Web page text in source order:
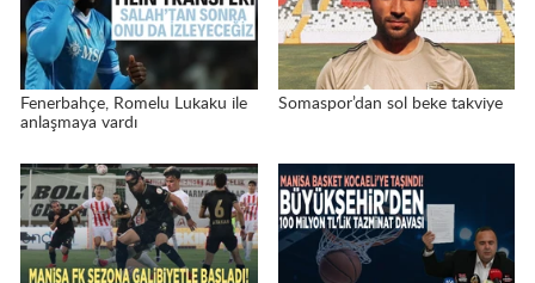
Fenerbahçe, Romelu Lukaku ile
anlaşmaya vardı
Somaspor’dan sol beke takviye